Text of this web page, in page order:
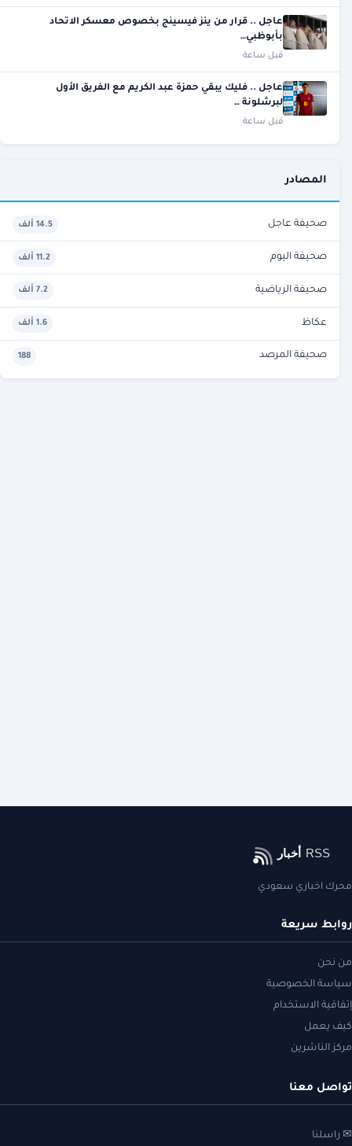
عاجل .. قرار من ينز فيسينج بخصوص معسكر الاتحاد
بأبوظبي…
قبل ساعة
عاجل .. فليك يبقي حمزة عبد الكريم مع الفريق الأول
لبرشلونة …
قبل ساعة
المصادر
صحيفة عاجل 14.5 ألف
صحيفة اليوم 11.2 ألف
صحيفة الرياضية 7.2 ألف
عكاظ 1.6 ألف
صحيفة المرصد 188
محرك اخباري سعودي
روابط سريعة
من نحن
سياسة الخصوصية
إتفاقية الاستخدام
كيف يعمل
مركز الناشرين
تواصل معنا
✉ راسلنا